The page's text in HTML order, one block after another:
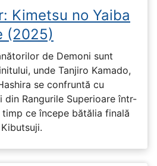
Kimetsu no Yaiba
(2025)
de Demoni sunt
unde Tanjiro Kamado,
se confruntă cu
Rangurile Superioare într-
ce începe bătălia finală